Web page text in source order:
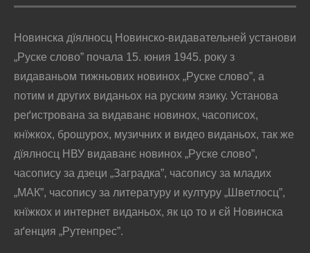
Новинска дїялносц Новинско-видавательней установи
„Руске слово” почала 15. юния 1945. року з
видаваньом тижньових новинох „Руске слово”, а
потим и других виданьох на руским язику. Установа
реґистрована за видаванє новинох, часописох,
кнїжкох, брошурох, музичних и видео виданьох, так же
дїялносц НВУ видаванє новинох „Руске слово”,
часопису за дзеци „Заградка”, часопису за младих
„МАК”, часопису за литературу и културу „Шветлосц”,
кнїжкох и интернет виданьох, як цо то и єй Новинска
аґенция „Рутенпрес”.